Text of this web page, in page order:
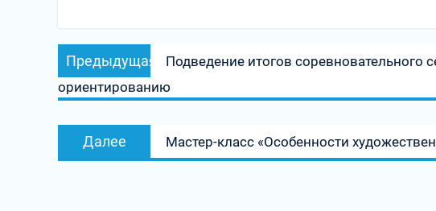
Навигация
по
записям
Предыдущая
запись:
Подведение итогов соревновательного
ориентированию
Далее
запись:
Мастер-класс «Особенности